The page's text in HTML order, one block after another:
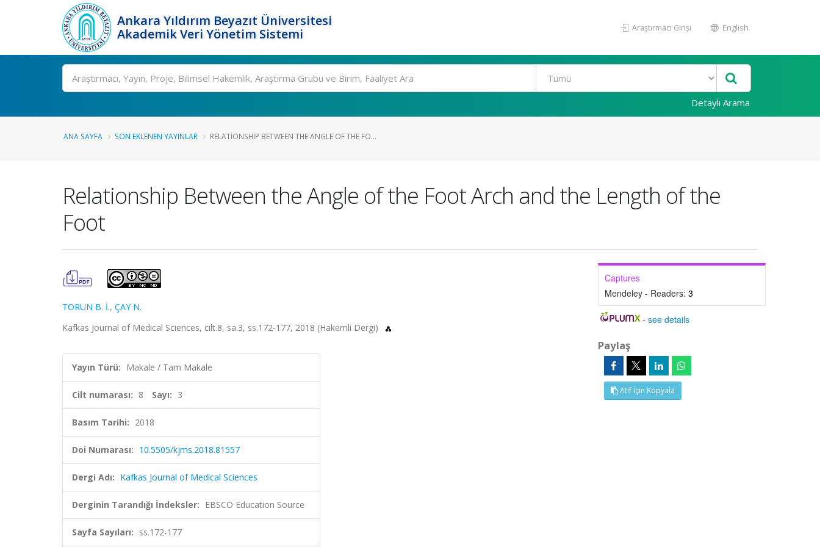
Ankara Yıldırım Beyazıt Üniversitesi
Akademik Veri Yönetim Sistemi
Araştırmacı Girişi English
Ara
Detaylı Arama
ANA SAYFA SON EKLENEN YAYINLAR RELATIONSHIP BETWEEN THE ANGLE OF THE FO...
Relationship Between the Angle of the Foot Arch and the Length of the
Foot
TORUN B. İ., ÇAY N.
Kafkas Journal of Medical Sciences, cilt.8, sa.3, ss.172-177, 2018 (Hakemli Dergi)
Yayın Türü: Makale / Tam Makale
Cilt numarası: 8 Sayı: 3
Basım Tarihi: 2018
Doi Numarası: 10.5505/kjms.2018.81557
Dergi Adı: Kafkas Journal of Medical Sciences
Derginin Tarandığı İndeksler: EBSCO Education Source
Sayfa Sayıları: ss.172-177
Captures
Mendeley - Readers: 3
-see details
Paylaş
Atıf İçin Kopyala